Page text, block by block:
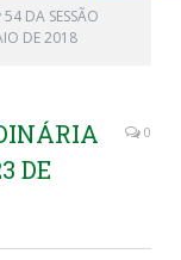
DA SESSÃO
DE 2018
DE
0